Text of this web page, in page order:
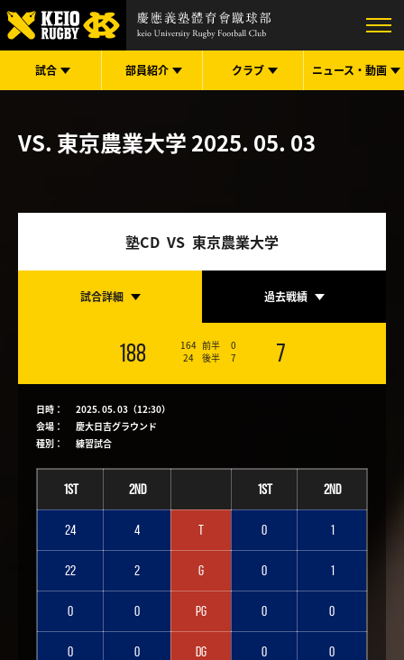
試合 部員紹介 クラブ ニュース・ 動画
VS. 東京農業大学2025. 05. 03
塾CD VS 東京農業大学
試合詳細 過去戦績
188 164 前半
0
24 後半 7 7
日時：
2025. 05. 03（12:30）
会場：
慶大日吉グラウンド
種別：
練習試合
1st 2nd 1st 2nd
24 4 T 0 1
22 2 G 0 1
0 0 PG 0 0
0 0 DG 0 0